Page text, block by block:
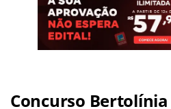
Concurso